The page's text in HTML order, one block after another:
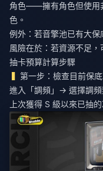
角色——擁有角色但使用
色。
例外：若音擎池已有大保
風險在於：若資源不足，
抽卡預算計算步驟
第一步：檢查目前保
進入「調頻」→ 選擇調
上次獲得 S 級以來已抽的